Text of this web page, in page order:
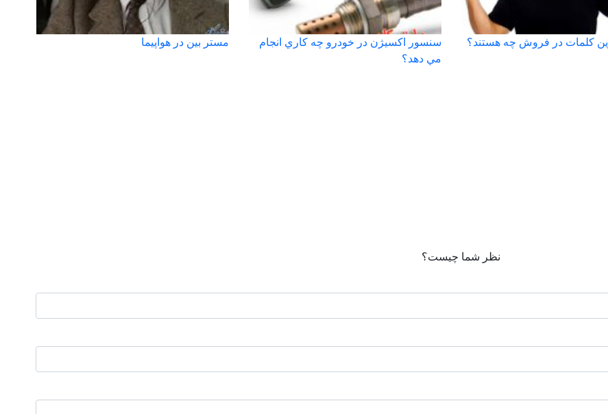
کلمات در فروش چه هستند؟
سنسور اكسيژن در خودرو چه كاري انجام
مي دهد؟
مستر بین در هواپیما
نظر شما چیست؟